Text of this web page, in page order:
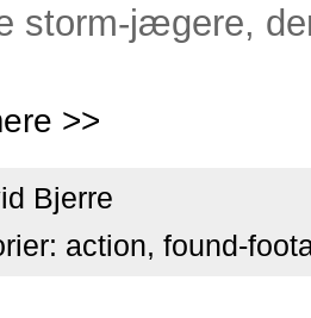
storm-jægere,
>>
Bjerre
action, found-